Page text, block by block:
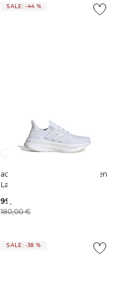
SALE: -44 %
adidas Performance | Damen
Laufschuhe ULTRABOOST 5
99,99 €
180,00 €
SALE: -38 %